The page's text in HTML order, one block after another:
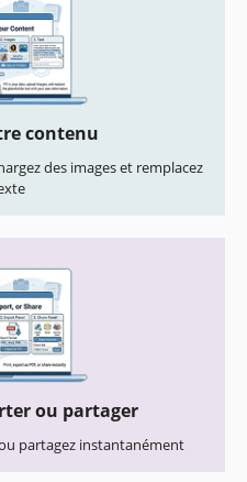
contenu
des images et remplacez
ou partager
partagez instantanément